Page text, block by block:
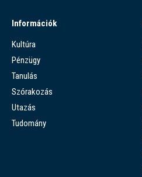
Információk
Kultúra
Pénzügy
Tanulás
Szórakozás
Utazás
Tudomány